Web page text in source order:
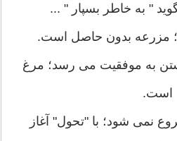
" به خاطر بسپار " ...
مزرعه بدون حاصل است.
به موفقیت می رسد؛ مرغ
است.
نمی شود؛ با "تحول" آغاز